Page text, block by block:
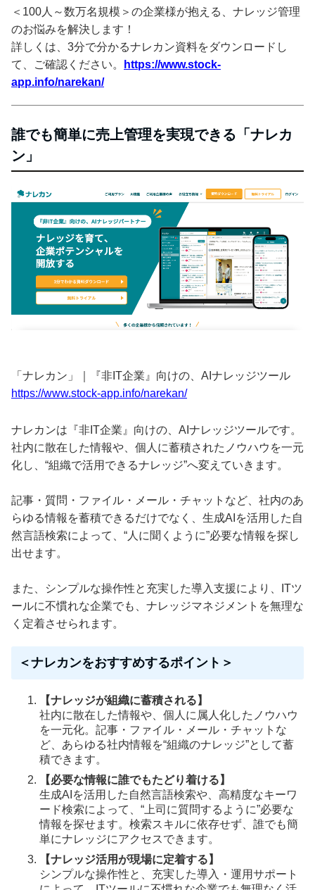
＜100人～数万名規模＞の企業様が抱える、ナレッジ管理
のお悩みを解決します！
詳しくは、3分で分かるナレカン資料をダウンロードし
て、ご確認ください。
https://www.stock-
app.info/narekan/
誰でも簡単に売上管理を実現できる「ナレカ
ン」
「ナレカン」｜『非IT企業』向けの、AIナレッジツール
https://www.stock-app.info/narekan/
ナレカンは『非IT企業』向けの、AIナレッジツールです。
社内に散在した情報や、個人に蓄積されたノウハウを一元
化し、“組織で活用できるナレッジ”へ変えていきます。
記事・質問・ファイル・メール・チャットなど、社内のあ
らゆる情報を蓄積できるだけでなく、生成AIを活用した自
然言語検索によって、“人に聞くように”必要な情報を探し
出せます。
また、シンプルな操作性と充実した導入支援により、ITツ
ールに不慣れな企業でも、ナレッジマネジメントを無理な
く定着させられます。
＜ナレカンをおすすめするポイント＞
【ナレッジが組織に蓄積される】
社内に散在した情報や、個人に属人化したノウハウ
を一元化。記事・ファイル・メール・チャットな
ど、あらゆる社内情報を“組織のナレッジ”として蓄
積できます。
【必要な情報に誰でもたどり着ける】
生成AIを活用した自然言語検索や、高精度なキーワ
ード検索によって、“上司に質問するように”必要な
情報を探せます。検索スキルに依存せず、誰でも簡
単にナレッジにアクセスできます。
【ナレッジ活用が現場に定着する】
シンプルな操作性と、充実した導入・運用サポート